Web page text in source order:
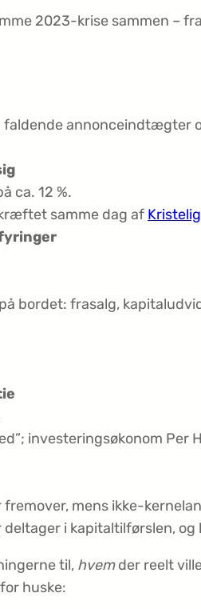
2023-krise sammen –
annonceindtægter
ca. 12 %.
samme dag af
bordet: frasalg,
investeringsøkonom Per
mens ikke-
i kapitaltilførslen,
til, hvemder reelt
huske: